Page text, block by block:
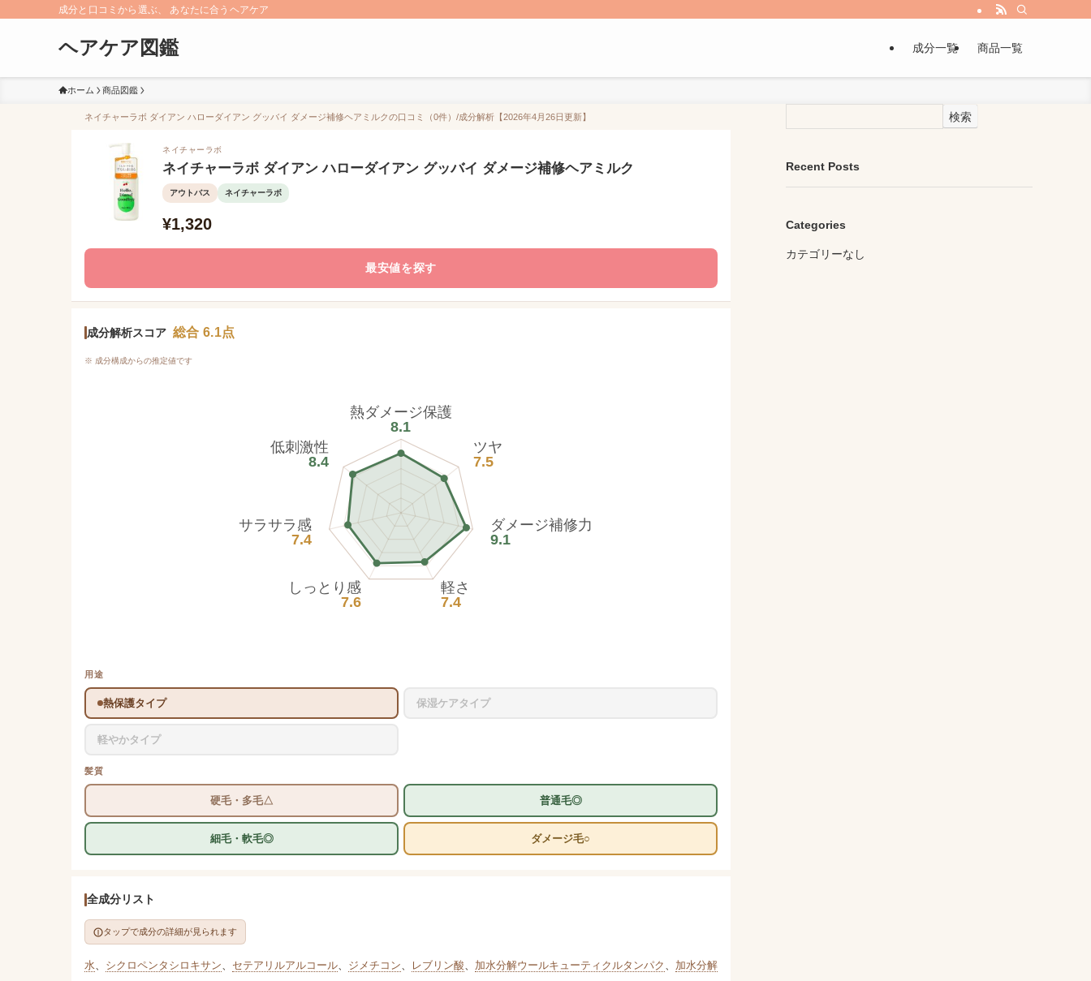
成分と口コミから選ぶ、 あなたに合うヘアケア
ヘアケア図鑑 成分一覧 商品一覧
ホーム 商品図鑑
ネイチャーラボ ダイアン ハローダイアン グッバイ ダメージ補修ヘアミルクの口コミ（0件）/成分解析【2026年4月26日更新】
ネイチャーラボ
ネイチャーラボ ダイアン ハローダイアン グッバイ ダメージ補修ヘアミルク
アウトバス ネイチャーラボ
¥1,320
最安値を探す
成分解析スコア 総合 6.1点
※ 成分構成からの推定値です
熱ダメージ保護
8.1
ツヤ
7.5
ダメージ補修力
9.1
軽さ
7.4
しっとり感
7.6
サラサラ感
7.4
低刺激性
8.4
用途
熱保護タイプ 保湿ケアタイプ
軽やかタイプ
髪質
硬毛・多毛△ 普通毛◎
細毛・軟毛◎ ダメージ毛○
全成分リスト
タップで成分の詳細が見られます
水、 シクロペンタシロキサン、 セテアリルアルコール、 ジメチコン、 レブリン酸、 加水分解ウールキューティクルタンパク 、 加水分解
検索
Recent Posts
Categories
カテゴリーなし